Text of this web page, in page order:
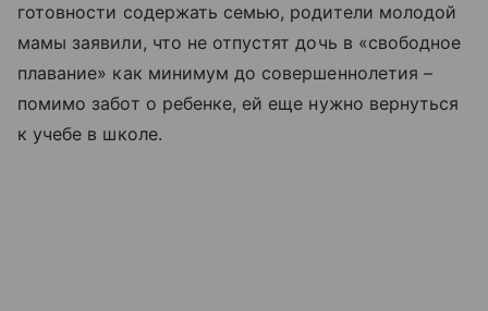
готовности содержать семью, родители молодой
мамы заявили, что не отпустят дочь в «свободное
плавание» как минимум до совершеннолетия –
помимо забот о ребенке, ей еще нужно вернуться
к учебе в школе.